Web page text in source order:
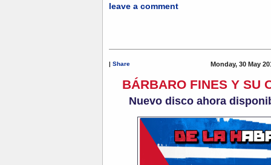
leave a comment
Share Monday, 30 May
BÁRBARO FINES Y SU
Nuevo disco ahora